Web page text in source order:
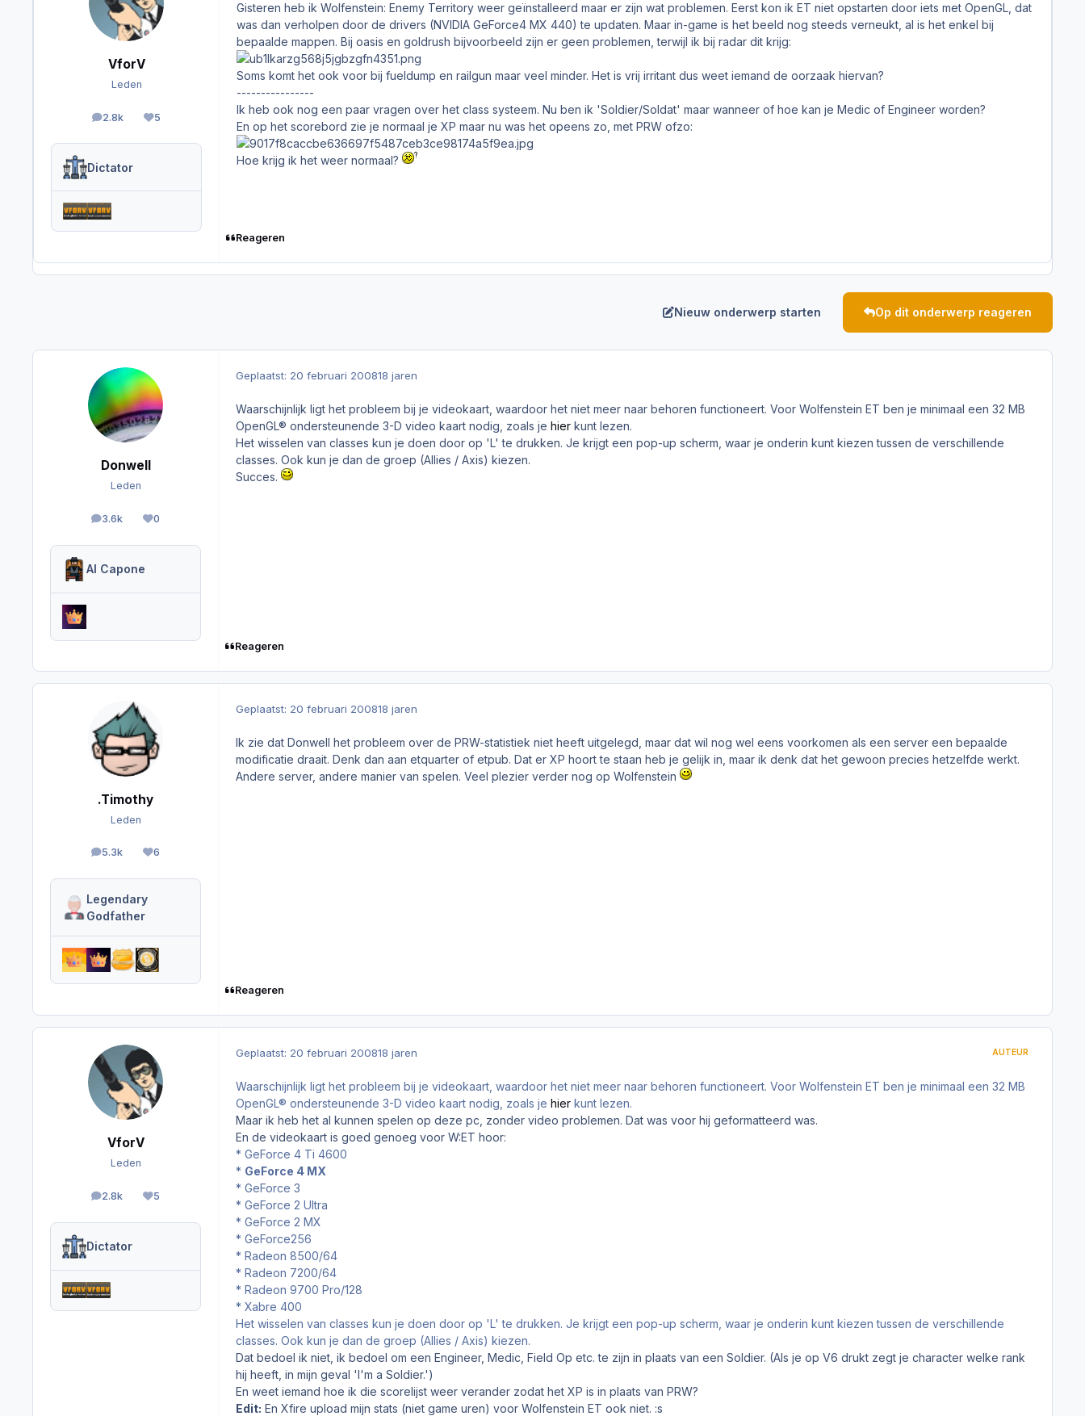
VforV
Leden
2.8k
berichten 5
Reputation
Dictator
Gisteren heb ik Wolfenstein: Enemy Territory weer geïnstalleerd maar er zijn wat problemen. Eerst kon ik ET niet opstarten door iets met OpenGL, dat
was dan verholpen door de drivers (NVIDIA GeForce4 MX 440) te updaten. Maar in-game is het beeld nog steeds verneukt, al is het enkel bij
bepaalde mappen. Bij oasis en goldrush bijvoorbeeld zijn er geen problemen, terwijl ik bij radar dit krijg:
Soms komt het ook voor bij fueldump en railgun maar veel minder. Het is vrij irritant dus weet iemand de oorzaak hiervan?
----------------
Ik heb ook nog een paar vragen over het class systeem. Nu ben ik 'Soldier/Soldat' maar wanneer of hoe kan je Medic of Engineer worden?
En op het scorebord zie je normaal je XP maar nu was het opeens zo, met PRW ofzo:
Hoe krijg ik het weer normaal?
Reageren
Nieuw onderwerp starten Op dit onderwerp reageren
Donwell
Leden
3.6k
berichten0
Reputation
Al Capone
Geplaatst: 20 februari 200818 jaren
Waarschijnlijk ligt het probleem bij je videokaart, waardoor het niet meer naar behoren functioneert. Voor Wolfenstein ET ben je minimaal een 32 MB
OpenGL® ondersteunende 3-D video kaart nodig, zoals je hier kunt lezen.
Het wisselen van classes kun je doen door op 'L' te drukken. Je krijgt een pop-up scherm, waar je onderin kunt kiezen tussen de verschillende
classes. Ook kun je dan de groep (Allies / Axis) kiezen.
Succes.
Reageren
.Timothy
Leden
5.3k
berichten6
Reputation
Legendary
Godfather
Geplaatst: 20 februari 200818 jaren
Ik zie dat Donwell het probleem over de PRW-statistiek niet heeft uitgelegd, maar dat wil nog wel eens voorkomen als een server een bepaalde
modificatie draait. Denk dan aan etquarter of etpub. Dat er XP hoort te staan heb je gelijk in, maar ik denk dat het gewoon precies hetzelfde werkt.
Andere server, andere manier van spelen. Veel plezier verder nog op Wolfenstein
Reageren
VforV
Leden
2.8k
berichten 5
Reputation
Dictator
Geplaatst: 20 februari 200818 jaren AUTEUR
Waarschijnlijk ligt het probleem bij je videokaart, waardoor het niet meer naar behoren functioneert. Voor Wolfenstein ET ben je minimaal een 32 MB
OpenGL® ondersteunende 3-D video kaart nodig, zoals je hier kunt lezen.
Maar ik heb het al kunnen spelen op deze pc, zonder video problemen. Dat was voor hij geformatteerd was.
En de videokaart is goed genoeg voor W:ET hoor:
* GeForce 4 Ti 4600
* GeForce 4 MX
* GeForce 3
* GeForce 2 Ultra
* GeForce 2 MX
* GeForce256
* Radeon 8500/64
* Radeon 7200/64
* Radeon 9700 Pro/128
* Xabre 400
Het wisselen van classes kun je doen door op 'L' te drukken. Je krijgt een pop-up scherm, waar je onderin kunt kiezen tussen de verschillende
classes. Ook kun je dan de groep (Allies / Axis) kiezen.
Dat bedoel ik niet, ik bedoel om een Engineer, Medic, Field Op etc. te zijn in plaats van een Soldier. (Als je op V6 drukt zegt je character welke rank
hij heeft, in mijn geval 'I'm a Soldier.')
En weet iemand hoe ik die scorelijst weer verander zodat het XP is in plaats van PRW?
Edit: En Xfire upload mijn stats (niet game uren) voor Wolfenstein ET ook niet. :s